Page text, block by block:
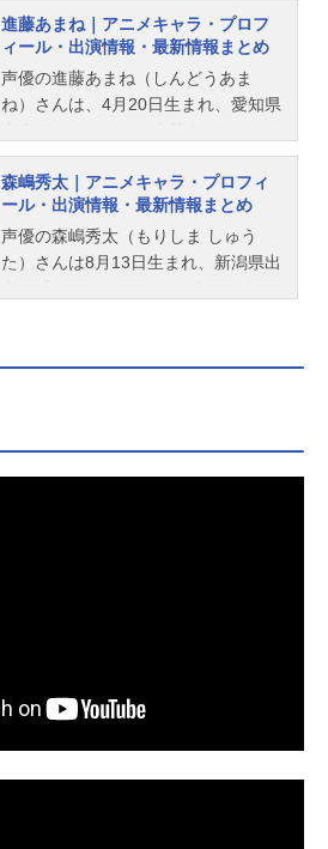
進藤あまね｜アニメキャラ・プロフ
ィール・出演情報・最新情報まとめ
声優の進藤あまね（しんどうあま
ね）さんは、4月20日生まれ、愛知県
のプロフィールと関連記事を紹介し
ます。
森嶋秀太｜アニメキャラ・プロフィ
ール・出演情報・最新情報まとめ
声優の森嶋秀太（もりしま しゅう
た）さんは8月13日生まれ、新潟県出
m!』の桔梗凛生役など、人気作品の
事をご紹介！